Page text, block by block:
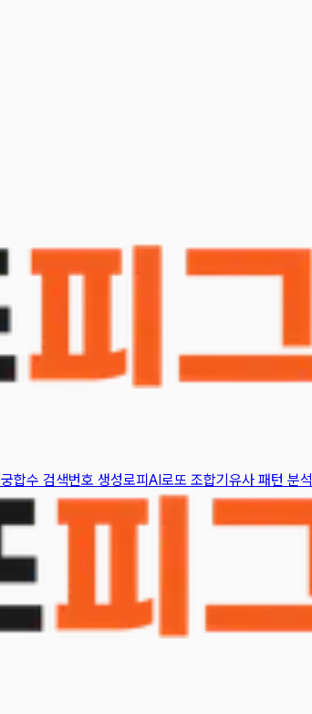
궁합수 검색번호 생성로피AI로또 조합기유사 패턴 분석